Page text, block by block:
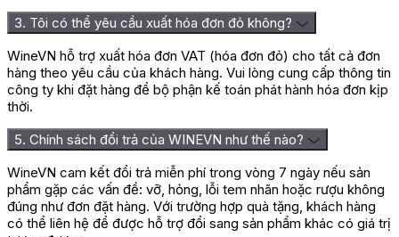
3. Tôi có thể yêu cầu xuất hóa đơn đỏ không?
WineVN hỗ trợ xuất hóa đơn VAT (hóa đơn đỏ) cho tất cả đơn
hàng theo yêu cầu của khách hàng. Vui lòng cung cấp thông tin
công ty khi đặt hàng để bộ phận kế toán phát hành hóa đơn kịp
thời.
5. Chính sách đổi trả của WINEVN như thế nào?
WineVN cam kết đổi trả miễn phí trong vòng 7 ngày nếu sản
phẩm gặp các vấn đề: vỡ, hỏng, lỗi tem nhãn hoặc rượu không
đúng như đơn đặt hàng. Với trường hợp quà tặng, khách hàng
có thể liên hệ để được hỗ trợ đổi sang sản phẩm khác có giá trị